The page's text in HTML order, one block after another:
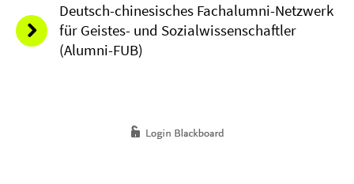
Deutsch-chinesisches Fachalumni-Netzwerk
für Geistes- und Sozialwissenschaftler
(Alumni-FUB)